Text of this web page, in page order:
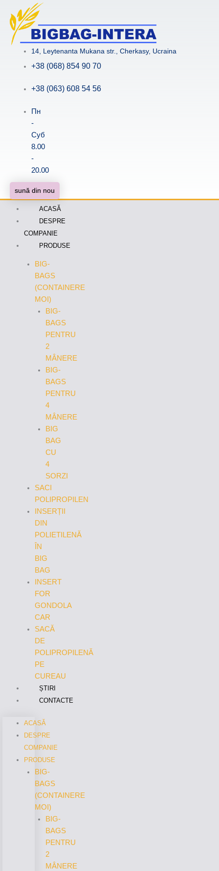
content
14, Leytenanta Mukana str., Cherkasy, Ucraina
+38 (068) 854 90 70
+38 (063) 608 54 56
Пн
-
Суб
8.00
-
20.00
sună din nou
ACASĂ
DESPRE
COMPANIE
PRODUSE
BIG-
BAGS
(CONTAINERE
MOI)
BIG-
BAGS
PENTRU
2
MÂNERE
BIG-
BAGS
PENTRU
4
MÂNERE
BIG
BAG
CU
4
SORZI
SACI
POLIPROPILEN
INSERȚII
DIN
POLIETILENĂ
ÎN
BIG
BAG
INSERT
FOR
GONDOLA
CAR
SACĂ
DE
POLIPROPILENĂ
PE
CUREAU
ȘTIRI
CONTACTE
ACASĂ
DESPRE
COMPANIE
PRODUSE
BIG-
BAGS
(CONTAINERE
MOI)
BIG-
BAGS
PENTRU
2
MÂNERE